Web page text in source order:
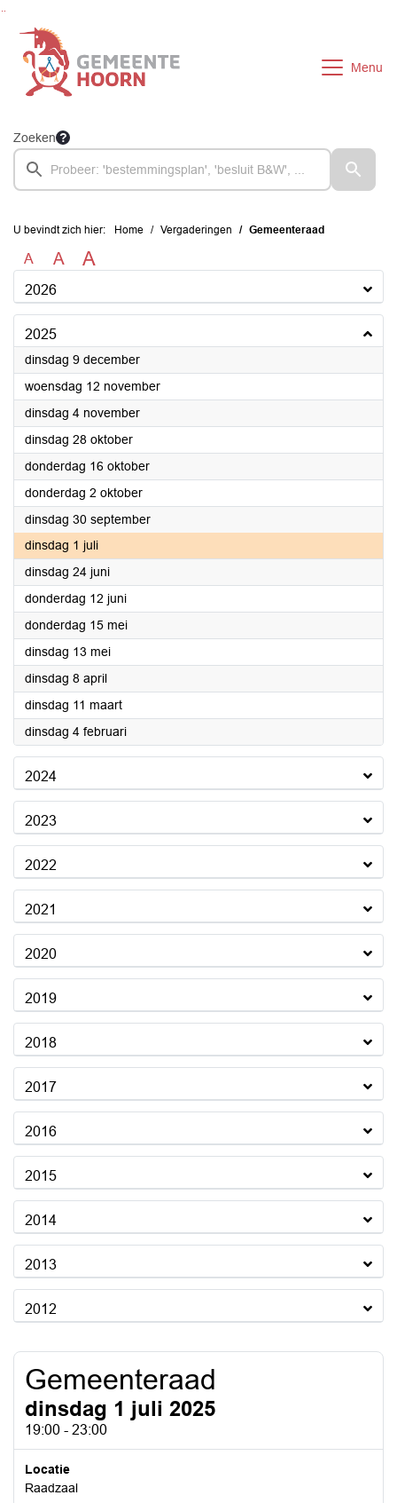
Menu
Zoeken
U bevindt zich hier: Home Vergaderingen Gemeenteraad
A A A
2026
2025
dinsdag 9 december2025
woensdag 12 november2025
dinsdag 4 november2025
dinsdag 28 oktober2025
donderdag 16 oktober2025
donderdag 2 oktober2025
dinsdag 30 september2025
dinsdag 1 juli2025
dinsdag 24 juni2025
donderdag 12 juni2025
donderdag 15 mei2025
dinsdag 13 mei2025
dinsdag 8 april2025
dinsdag 11 maart2025
dinsdag 4 februari2025
2024
2023
2022
2021
2020
2019
2018
2017
2016
2015
2014
2013
2012
Gemeenteraad
dinsdag 1 juli 2025
19:00 - 23:00
Locatie
Raadzaal